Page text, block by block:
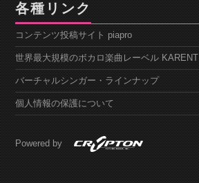
各種リンク
コンテンツ投稿サイト piapro
世界最大規模のボカロ楽曲レーベル KARENT
バーチャルシンガー・ラインナップ
個人情報の保護について
Powered by